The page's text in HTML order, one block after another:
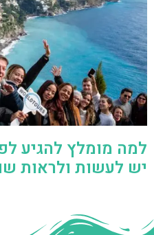
למה מומלץ להגיע
יש לעשות ולראות